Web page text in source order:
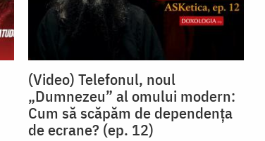
(Video) Telefonul, noul
„Dumnezeu” al omului modern:
Cum să scăpăm de dependența
de ecrane? (ep. 12)